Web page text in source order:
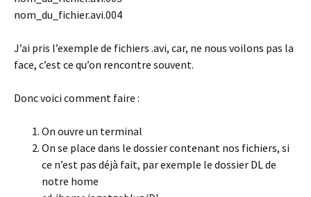
nom_du_fichier.avi.004
J’ai pris l’exemple de fichiers .avi, car, ne nous voilons pas la
face, c’est ce qu’on rencontre souvent.
Donc voici comment faire :
On ouvre un terminal
On se place dans le dossier contenant nos fichiers, si
ce n’est pas déjà fait, par exemple le dossier DL de
notre home